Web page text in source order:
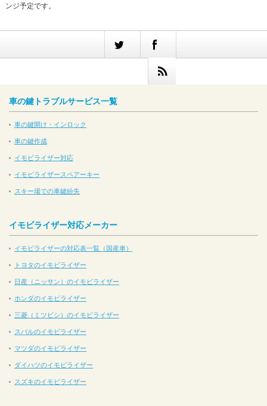
ンジ予定です。
車の鍵トラブルサービス一覧
車の鍵開け・インロック
車の鍵作成
イモビライザー対応
イモビライザースペアーキー
スキー場での車鍵紛失
イモビライザー対応メーカー
イモビライザーの対応表一覧（国産車）
トヨタのイモビライザー
日産（ニッサン）のイモビライザー
ホンダのイモビライザー
三菱（ミツビシ）のイモビライザー
スバルのイモビライザー
マツダのイモビライザー
ダイハツのイモビライザー
スズキのイモビライザー